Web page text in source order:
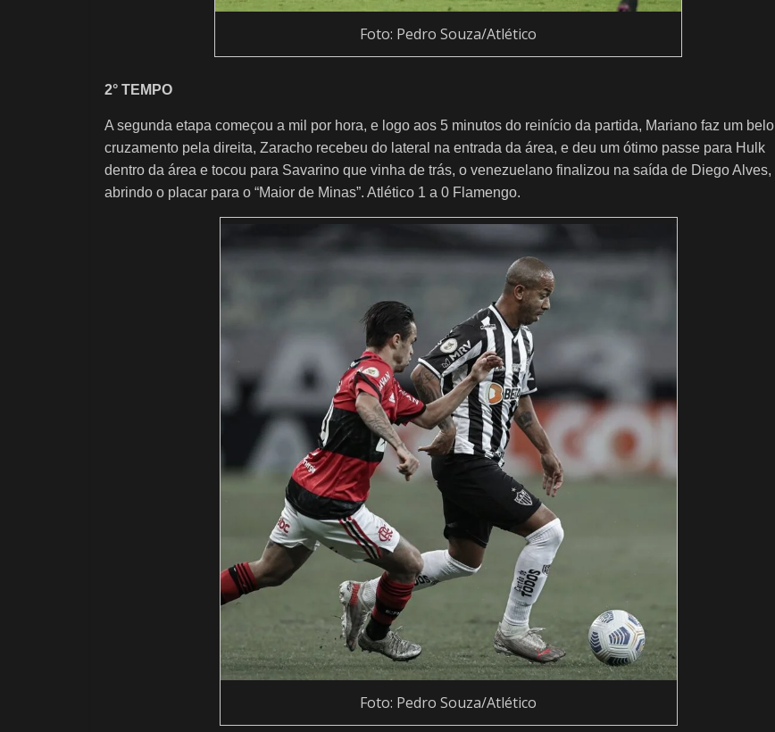
Foto: Pedro Souza/Atlético
2° TEMPO
A segunda etapa começou a mil por hora, e logo aos 5 minutos do reinício da partida, Mariano faz um belo
cruzamento pela direita, Zaracho recebeu do lateral na entrada da área, e deu um ótimo passe para Hulk
dentro da área e tocou para Savarino que vinha de trás, o venezuelano finalizou na saída de Diego Alves,
abrindo o placar para o “Maior de Minas”. Atlético 1 a 0 Flamengo.
Foto: Pedro Souza/Atlético